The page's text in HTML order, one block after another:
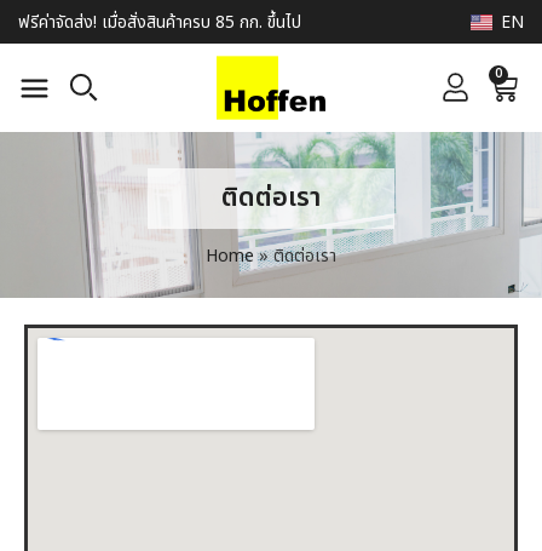
ฟรีค่าจัดส่ง! เมื่อสั่งสินค้าครบ 85 กก. ขึ้นไป EN
0
ติดต่อเรา
Home»ติดต่อเรา